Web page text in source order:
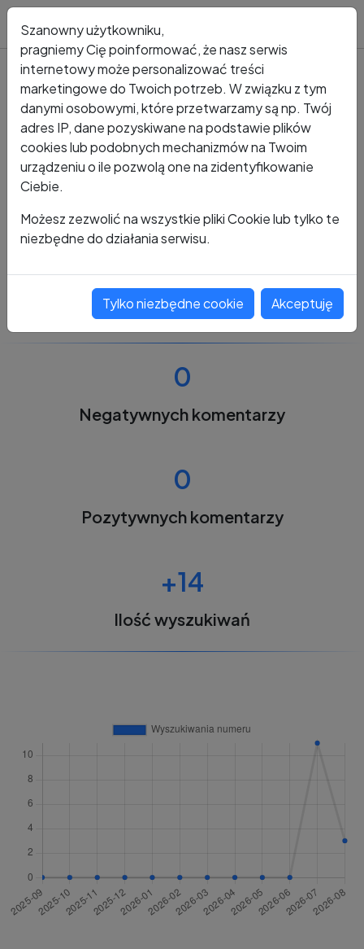
Kto dzwonił? Numer +48 451 166 864
+48 451 166 864
0
Negatywnych komentarzy
0
Pozytywnych komentarzy
+14
Ilość wyszukiwań
Szanowny użytkowniku,
pragniemy Cię poinformować, że nasz serwis
internetowy może personalizować treści
marketingowe do Twoich potrzeb. W związku z tym
danymi osobowymi, które przetwarzamy są np. Twój
adres IP, dane pozyskiwane na podstawie plików
cookies lub podobnych mechanizmów na Twoim
urządzeniu o ile pozwolą one na zidentyfikowanie
Ciebie.
Możesz zezwolić na wszystkie pliki Cookie lub tylko te
niezbędne do działania serwisu.
Tylko niezbędne cookie Akceptuję